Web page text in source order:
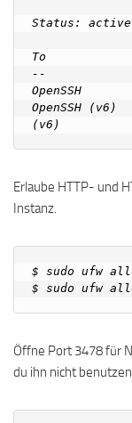
Status: active
To
--
OpenSSH
OpenSSH
Erlaube HTTP- und
Instanz.
$ sudo ufw
Öffne Port 3478 für
du ihn nicht